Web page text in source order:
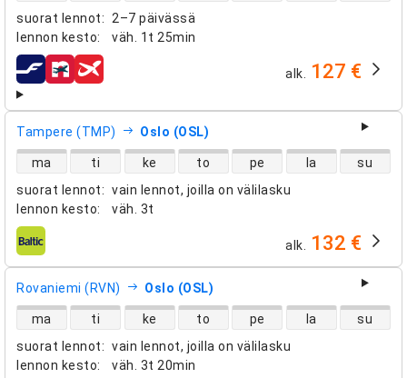
suorat lennot:
2–7 päivässä
lennon kesto: väh. 1t 25min
lentoyhtiöt alk. 127 €
Tampere (TMP) Oslo (OSL)
suorat lennot: vain lennot, joilla on välilasku
lennon kesto: väh. 3t
suorien lentojen saatavuus
ma ti ke to pe la su
lentoyhtiöt alk. 132 €
Rovaniemi (RVN) Oslo (OSL)
suorat lennot: vain lennot, joilla on välilasku
lennon kesto: väh. 3t 20min
suorien lentojen saatavuus
ma ti ke to pe la su